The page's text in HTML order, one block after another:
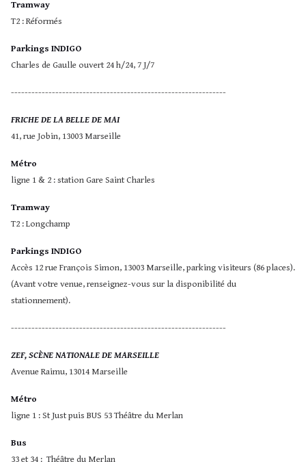
Tramway
T2 : Réformés
Parkings INDIGO
Charles de Gaulle ouvert 24 h/24, 7 J/7
---------------------------------------------------------------
FRICHE DE LA BELLE DE MAI
41, rue Jobin, 13003 Marseille
Métro
ligne 1 & 2 : station Gare Saint Charles
Tramway
T2 : Longchamp
Parkings INDIGO
Accès 12 rue François Simon, 13003 Marseille, parking visiteurs (86 places).
(Avant votre venue, renseignez-vous sur la disponibilité du
stationnement).
---------------------------------------------------------------
ZEF, SCÈNE NATIONALE DE MARSEILLE
Avenue Raimu, 13014 Marseille
Métro
ligne 1 : St Just puis BUS 53 Théâtre du Merlan
Bus
33 et 34 : Théâtre du Merlan